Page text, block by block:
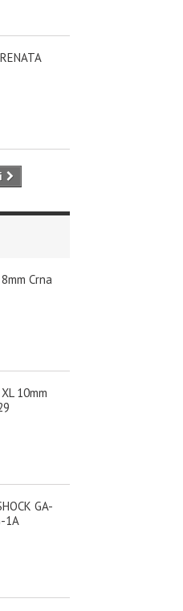
Crna
10mm
GA-
1A